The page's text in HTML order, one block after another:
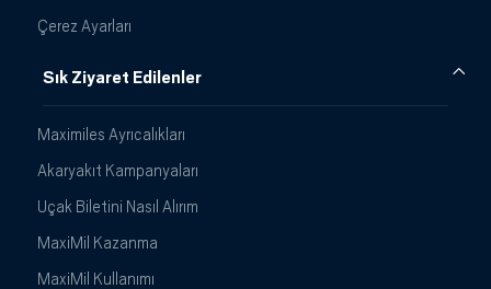
Çerez Ayarları
Sık Ziyaret Edilenler
Maximiles Ayrıcalıkları
Akaryakıt Kampanyaları
Uçak Biletini Nasıl Alırım
MaxiMil Kazanma
MaxiMil Kullanımı